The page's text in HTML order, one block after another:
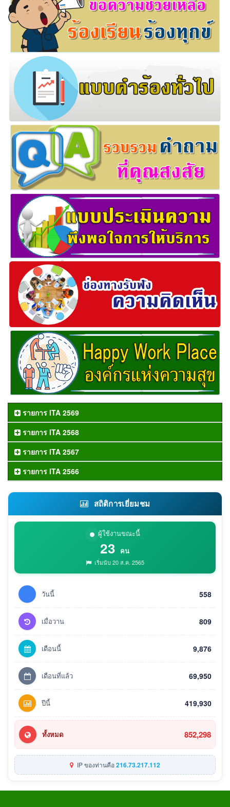
รายการ ITA 2569
รายการ ITA 2568
รายการ ITA 2567
รายการ ITA 2566
สถิติการเยี่ยมชม
ผู้ใช้งานขณะนี้
23 คน
เริ่มนับ 20 ส.ค. 2565
วันนี้ 558
เมื่อวาน 809
เดือนนี้ 9,876
เดือนที่แล้ว 69,950
ปีนี้ 419,930
ทั้งหมด 852,298
IP ของท่านคือ216.73.217.112